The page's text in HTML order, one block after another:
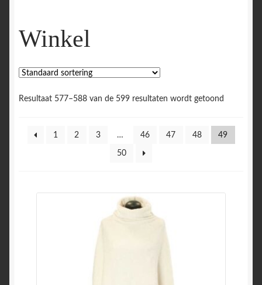
Winkel
Resultaat 577–588 van de 599 resultaten wordt getoond
1 2 3 … 46 47 48 49
50